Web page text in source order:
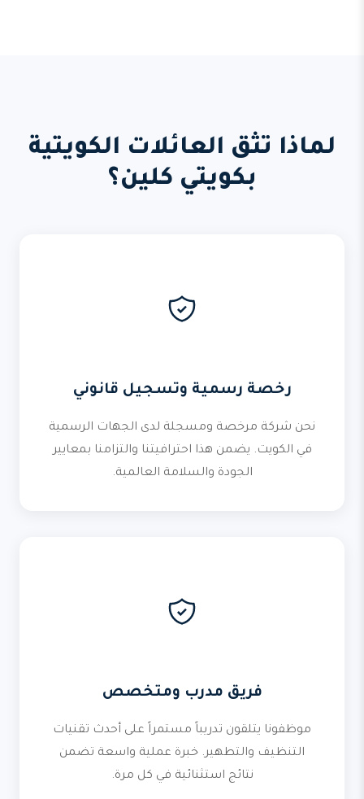
لماذا تثق العائلات الكويتية
بكويتي كلين؟
رخصة رسمية وتسجيل قانوني
نحن شركة مرخصة ومسجلة لدى الجهات الرسمية
في الكويت. يضمن هذا احترافيتنا والتزامنا بمعايير
الجودة والسلامة العالمية.
فريق مدرب ومتخصص
موظفونا يتلقون تدريباً مستمراً على أحدث تقنيات
التنظيف والتطهير. خبرة عملية واسعة تضمن
نتائج استثنائية في كل مرة.